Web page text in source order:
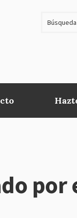
por